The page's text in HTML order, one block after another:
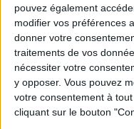
pouvez également
modifier vos préférences
donner votre
traitements de vos
nécessiter votre
y opposer. Vous pouvez
votre consentement à
cliquant sur le bouton